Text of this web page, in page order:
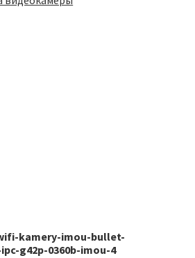
kamery-imou-bullet-
g42p-0360b-imou-4